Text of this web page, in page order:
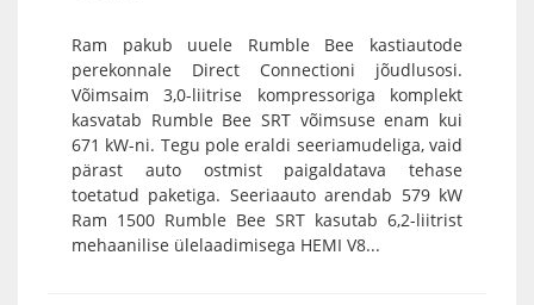
Ram pakub uuele Rumble Bee kastiautode
perekonnale Direct Connectioni jõudlusosi.
Võimsaim 3,0-liitrise kompressoriga komplekt
kasvatab Rumble Bee SRT võimsuse enam kui
671 kW-ni. Tegu pole eraldi seeriamudeliga, vaid
pärast auto ostmist paigaldatava tehase
toetatud paketiga. Seeriaauto arendab 579 kW
Ram 1500 Rumble Bee SRT kasutab 6,2-liitrist
mehaanilise ülelaadimisega HEMI V8...